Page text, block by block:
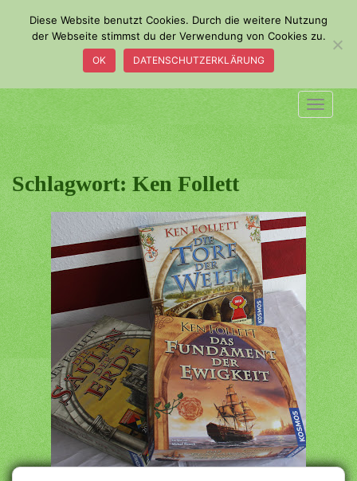
o
m
a
i
n
c
o
n
t
e
n
t
Schlagwort:Ken Follett
Diese Website benutzt Cookies. Durch die weitere Nutzung
der Webseite stimmst du der Verwendung von Cookies zu.
OK DATENSCHUTZERKLÄRUNG